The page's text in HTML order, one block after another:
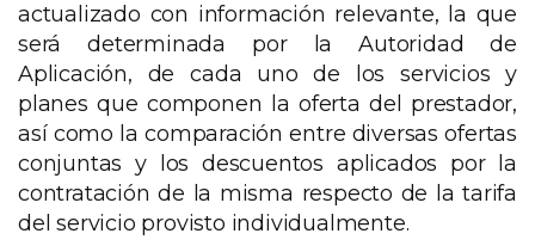
actualizado con información relevante, la que
será determinada por la Autoridad de
Aplicación, de cada uno de los servicios y
planes que componen la oferta del prestador,
así como la comparación entre diversas ofertas
conjuntas y los descuentos aplicados por la
contratación de la misma respecto de la tarifa
del servicio provisto individualmente.